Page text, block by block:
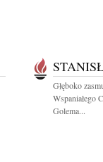
Głęboko
Wspaniałego
Golema...